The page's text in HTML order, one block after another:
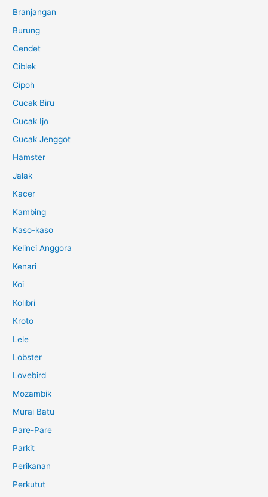
Branjangan
Burung
Cendet
Ciblek
Cipoh
Cucak Biru
Cucak Ijo
Cucak Jenggot
Hamster
Jalak
Kacer
Kambing
Kaso-kaso
Kelinci Anggora
Kenari
Koi
Kolibri
Kroto
Lele
Lobster
Lovebird
Mozambik
Murai Batu
Pare-Pare
Parkit
Perikanan
Perkutut